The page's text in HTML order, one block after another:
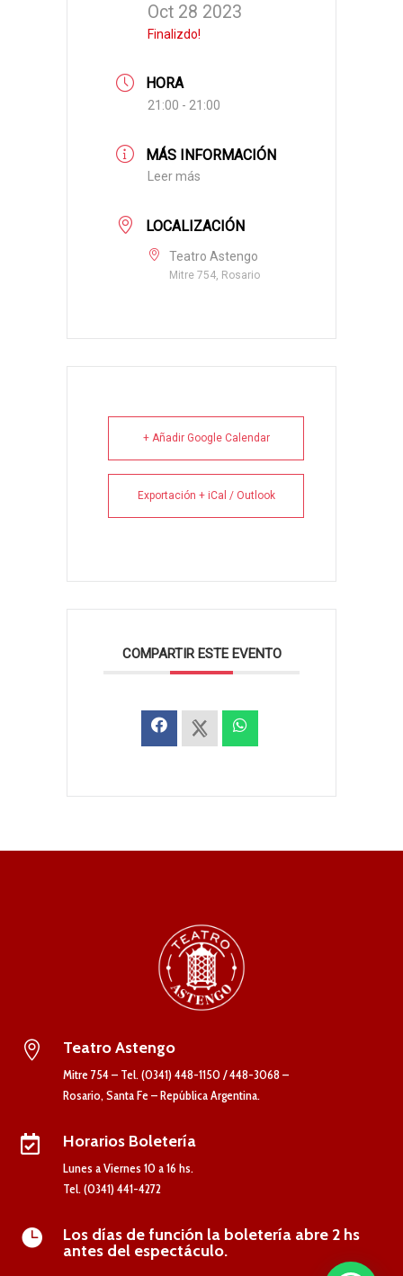
Oct 28 2023
Finalizdo!
HORA
21:00 - 21:00
MÁS INFORMACIÓN
Leer más
LOCALIZACIÓN
Teatro Astengo
Mitre 754, Rosario
+ Añadir Google Calendar
Exportación + iCal / Outlook
COMPARTIR ESTE EVENTO
 Teatro Astengo
Mitre 754 – Tel. (0341) 448-1150 / 448-3068 –
Rosario, Santa Fe – República Argentina.
 Horarios Boletería
Lunes a Viernes 10 a 16 hs.
Tel. (0341) 441-4272

Los días de función la boletería abre 2 hs
antes del espectáculo.